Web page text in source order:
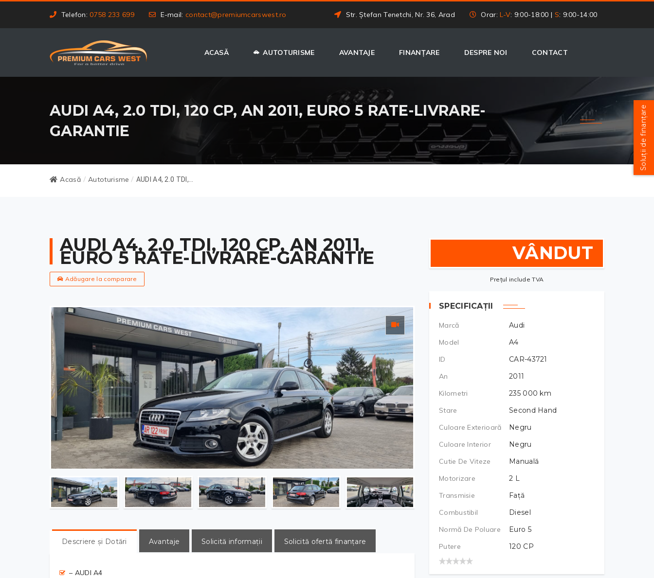
Telefon:0758 233 699 E-mail: contact@premiumcarswest.ro Str. Ștefan Tenetchi, Nr. 36, Arad Orar:L-V: 9:00-18:00 | S: 9:00-14:00
ACASĂ AUTOTURISME AVANTAJE FINANȚARE DESPRE NOI CONTACT
AUDI A4, 2.0 TDI, 120 CP, AN 2011, EURO 5 RATE-LIVRARE-
GARANTIE
Acasă / Autoturisme / AUDI A4, 2.0 TDI,...
AUDI A4, 2.0 TDI, 120 CP, AN 2011,
EURO 5 RATE-LIVRARE-GARANTIE
Adăugare la comparare
Descriere și Dotări Avantaje Solicită informații Solicită ofertă finanțare
– AUDI A4
VÂNDUT
Prețul include TVA
SPECIFICAȚII
Marcă
Audi
Model
A4
ID
CAR-43721
An
2011
Kilometri
235 000 km
Stare
Second Hand
Culoare Exterioară
Negru
Culoare Interior
Negru
Cutie De Viteze
Manuală
Motorizare
2 L
Transmisie
Față
Combustibil
Diesel
Normă De Poluare
Euro 5
Putere
120 CP
Soluții de finanțare